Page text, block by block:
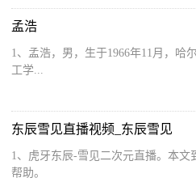
孟浩
1、孟浩，男，生于1966年11月，哈
工学...
东辰雪见直播视频_东辰雪见
1、虎牙东辰-雪见二次元直播。本
帮助。